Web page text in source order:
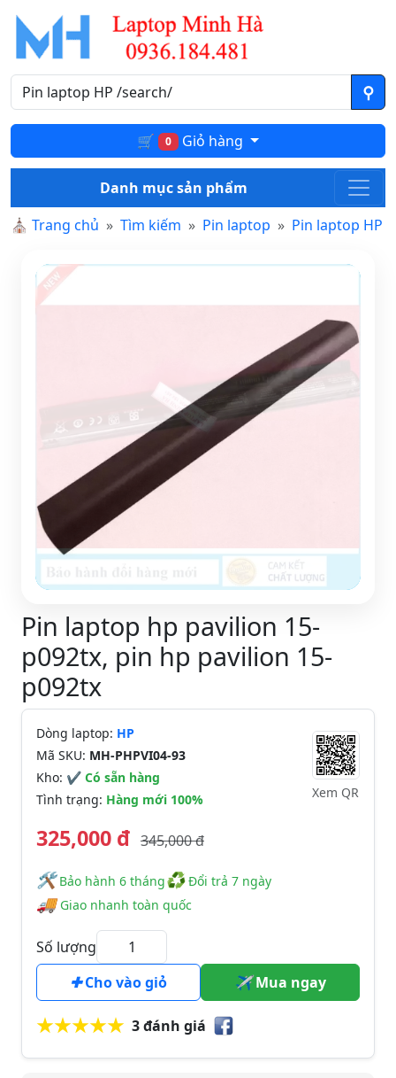
🛒 0 Giỏ hàng
Danh mục sản phẩm
⛪ Trang chủ Tìm kiếm Pin laptop Pin laptop HP
Pin laptop hp pavilion 15-
p092tx, pin hp pavilion 15-
p092tx
Dòng laptop: HP
Mã SKU: MH-PHPVI04-93
Kho: ✔ Có sẵn hàng
Tình trạng: Hàng mới 100% Xem QR
325,000 đ 345,000 đ
🛠️️ Bảo hành 6 tháng♻Đổi trả 7 ngày
🚚Giao nhanh toàn quốc
Số lượng
Cho vào giỏ
Mua ngay
3 đánh giá